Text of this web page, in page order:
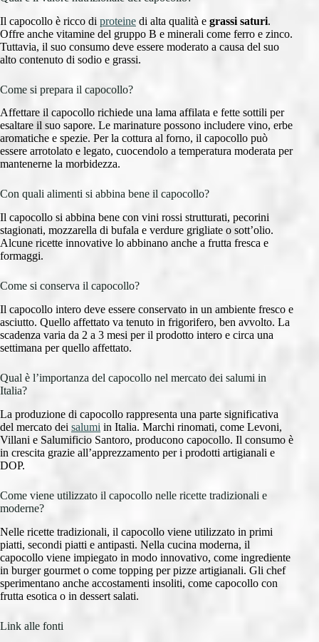
Il capocollo è ricco di proteine di alta qualità e grassi saturi.
Offre anche vitamine del gruppo B e minerali come ferro e zinco.
Tuttavia, il suo consumo deve essere moderato a causa del suo
alto contenuto di sodio e grassi.
Come si prepara il capocollo?
Affettare il capocollo richiede una lama affilata e fette sottili per
esaltare il suo sapore. Le marinature possono includere vino, erbe
aromatiche e spezie. Per la cottura al forno, il capocollo può
essere arrotolato e legato, cuocendolo a temperatura moderata per
mantenerne la morbidezza.
Con quali alimenti si abbina bene il capocollo?
Il capocollo si abbina bene con vini rossi strutturati, pecorini
stagionati, mozzarella di bufala e verdure grigliate o sott’olio.
Alcune ricette innovative lo abbinano anche a frutta fresca e
formaggi.
Come si conserva il capocollo?
Il capocollo intero deve essere conservato in un ambiente fresco e
asciutto. Quello affettato va tenuto in frigorifero, ben avvolto. La
scadenza varia da 2 a 3 mesi per il prodotto intero e circa una
settimana per quello affettato.
Qual è l’importanza del capocollo nel mercato dei salumi in
Italia?
La produzione di capocollo rappresenta una parte significativa
del mercato dei salumi in Italia. Marchi rinomati, come Levoni,
Villani e Salumificio Santoro, producono capocollo. Il consumo è
in crescita grazie all’apprezzamento per i prodotti artigianali e
DOP.
Come viene utilizzato il capocollo nelle ricette tradizionali e
moderne?
Nelle ricette tradizionali, il capocollo viene utilizzato in primi
piatti, secondi piatti e antipasti. Nella cucina moderna, il
capocollo viene impiegato in modo innovativo, come ingrediente
in burger gourmet o come topping per pizze artigianali. Gli chef
sperimentano anche accostamenti insoliti, come capocollo con
frutta esotica o in dessert salati.
Link alle fonti